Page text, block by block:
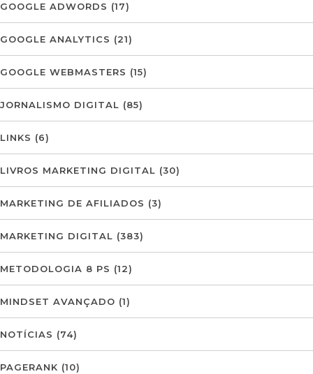
GOOGLE ADWORDS (17)
GOOGLE ANALYTICS (21)
GOOGLE WEBMASTERS (15)
JORNALISMO DIGITAL (85)
LINKS (6)
LIVROS MARKETING DIGITAL (30)
MARKETING DE AFILIADOS (3)
MARKETING DIGITAL (383)
METODOLOGIA 8 PS (12)
MINDSET AVANÇADO (1)
NOTÍCIAS (74)
PAGERANK (10)